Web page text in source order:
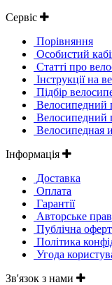
Сервіс
Порівняння
Особистий
Статті про
Інструкції на
Підбір
Велосипедний
Велосипедний
Велосипедная
Інформація
Доставка
Оплата
Гарантії
Авторське
Публічна
Політика
Угода
Зв'язок з нами